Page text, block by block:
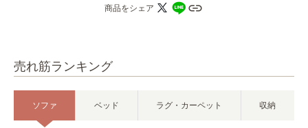
売れ筋ランキング
ソファ ベッド ラグ・カーペット 収納
商品をシェア